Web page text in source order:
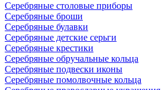
Серебряные столовые приборы
Серебряные броши
Серебряные булавки
Серебряные детские серьги
Серебряные крестики
Серебряные обручальные кольца
Серебряные подвески иконы
Серебряные помолвочные кольца